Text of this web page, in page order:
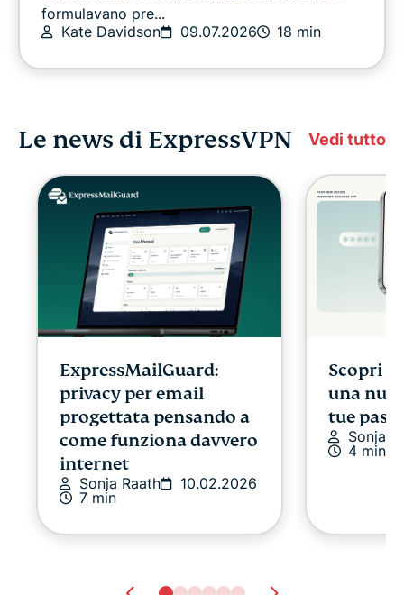
formulavano pre...
Kate Davidson
09.07.2026 18 min
Le news di ExpressVPN Vedi tutto
ExpressMailGuard:
privacy per email
progettata pensando a
come funziona davvero
internet
Sonja Raath
10.02.2026
7 min
Scopri
una
tue
Sonja
4 min